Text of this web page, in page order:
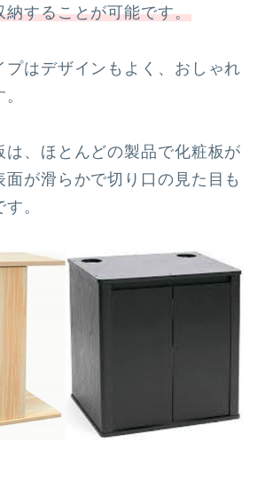
納することが可能です。
プはデザインもよく、おしゃれ
は、ほとんどの製品で化粧板が
が滑らかで切り口の見た目も
。